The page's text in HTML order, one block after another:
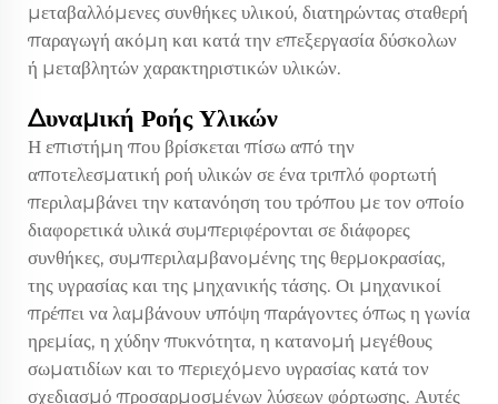
μεταβαλλόμενες συνθήκες υλικού, διατηρώντας σταθερή
παραγωγή ακόμη και κατά την επεξεργασία δύσκολων
ή μεταβλητών χαρακτηριστικών υλικών.
Δυναμική Ροής Υλικών
Η επιστήμη που βρίσκεται πίσω από την
αποτελεσματική ροή υλικών σε ένα τριπλό φορτωτή
περιλαμβάνει την κατανόηση του τρόπου με τον οποίο
διαφορετικά υλικά συμπεριφέρονται σε διάφορες
συνθήκες, συμπεριλαμβανομένης της θερμοκρασίας,
της υγρασίας και της μηχανικής τάσης. Οι μηχανικοί
πρέπει να λαμβάνουν υπόψη παράγοντες όπως η γωνία
ηρεμίας, η χύδην πυκνότητα, η κατανομή μεγέθους
σωματιδίων και το περιεχόμενο υγρασίας κατά τον
σχεδιασμό προσαρμοσμένων λύσεων φόρτωσης. Αυτές